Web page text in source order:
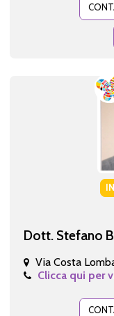
Dott. Stefano
Via Costa
Clicca qui per